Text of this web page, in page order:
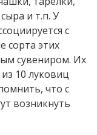
и т.п. У
с
сорта этих
сувениром. Их
10 луковиц
что с
возникнуть